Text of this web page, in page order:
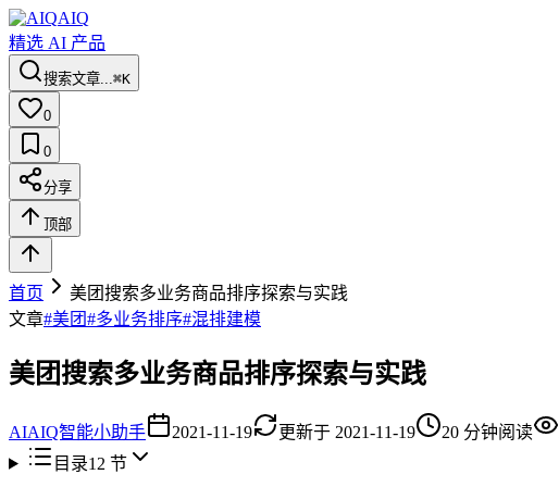
AIQ
精选 AI 产品
搜索文章...⌘K
0
0
分享
顶部
首页
美团搜索多业务商品排序探索与实践
文章#美团#多业务排序#混排建模
美团搜索多业务商品排序探索与实践
AIAIQ智能小助手 2021-11-19 更新于 2021-11-19 20 分钟阅读
目录12 节